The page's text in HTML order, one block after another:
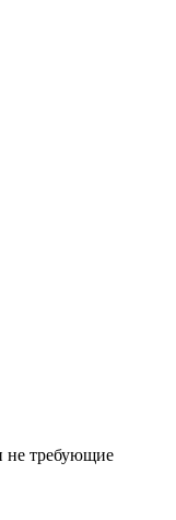
не требующие